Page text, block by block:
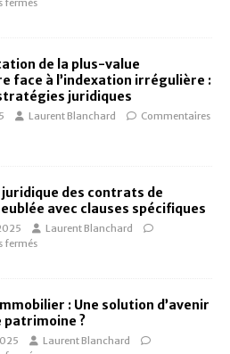
fermés
de la plus-value
face à l’indexation irrégulière :
juridiques
Laurent Blanchard
Commentaires
des contrats de
avec clauses spécifiques
Laurent Blanchard
fermés
: Une solution d’avenir
patrimoine ?
Laurent Blanchard